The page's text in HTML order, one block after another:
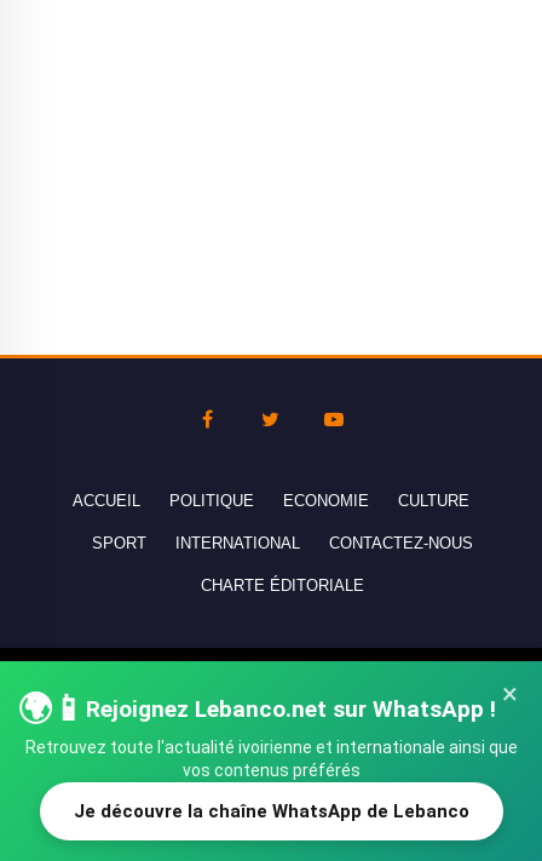
SHARE TWEET
×
🌍📱 Rejoignez Lebanco.net sur WhatsApp !
Retrouvez toute l'actualité ivoirienne et internationale ainsi que
vos contenus préférés
Je découvre la chaîne WhatsApp de Lebanco
ACCUEIL POLITIQUE ECONOMIE CULTURE
SPORT INTERNATIONAL CONTACTEZ-NOUS
CHARTE ÉDITORIALE
réservés - All rights reserved.